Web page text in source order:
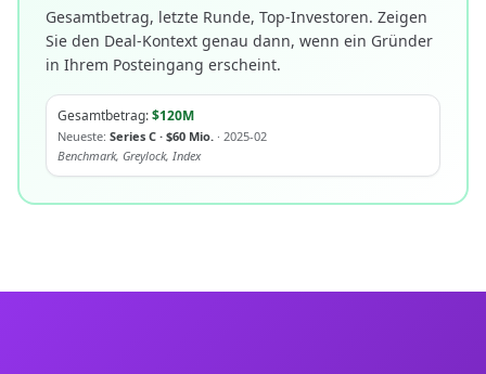
Gesamtbetrag, letzte Runde, Top-Investoren. Zeigen
Sie den Deal-Kontext genau dann, wenn ein Gründer
in Ihrem Posteingang erscheint.
Gesamtbetrag:$120M
Neueste: Series C · $60 Mio. · 2025-02
Benchmark, Greylock, Index